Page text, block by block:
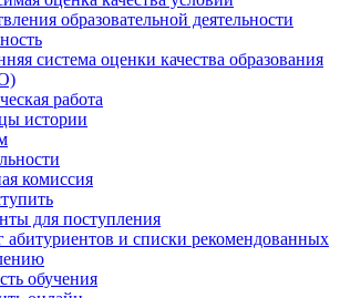
образовательной деятельности
система оценки качества образования
работа
истории
комиссия
для поступления
абитуриентов и списки рекомендованных
обучения